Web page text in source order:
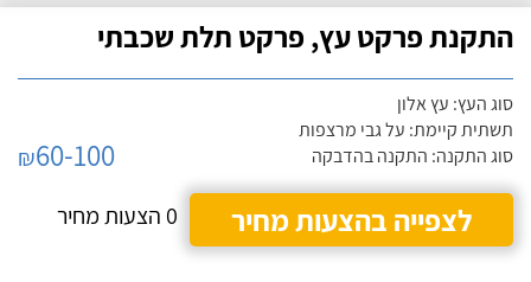
התקנת פרקט עץ, פרקט תלת שכבתי
סוג העץ: עץ אלון
תשתית קיימת: על גבי מרצפות
סוג התקנה: התקנה בהדבקה
₪60-100
לצפייה בהצעות מחיר
0 הצעות מחיר